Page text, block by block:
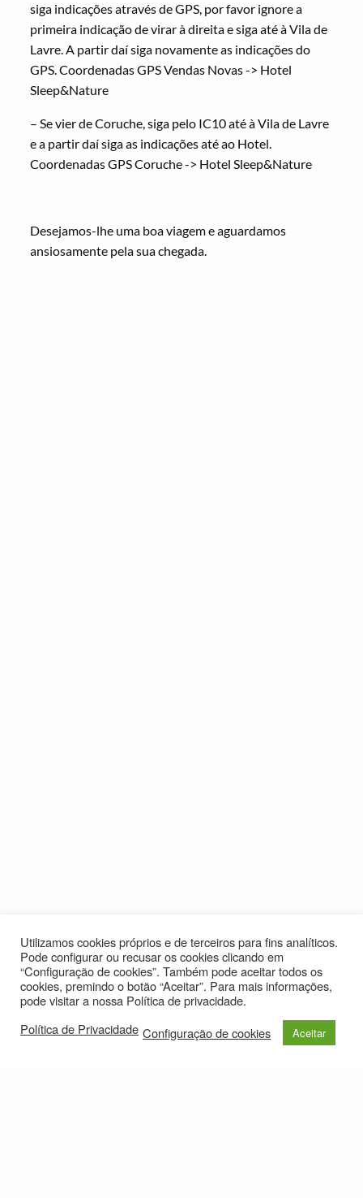
siga indicações através de GPS, por favor ignore a
primeira indicação de virar à direita e siga até à Vila de
Lavre. A partir daí siga novamente as indicações do
GPS. Coordenadas GPS Vendas Novas -> Hotel
Sleep&Nature
– Se vier de Coruche, siga pelo IC10 até à Vila de Lavre
e a partir daí siga as indicações até ao Hotel.
Coordenadas GPS Coruche -> Hotel Sleep&Nature
Desejamos-lhe uma boa viagem e aguardamos
ansiosamente pela sua chegada.
Utilizamos cookies próprios e de terceiros para fins analíticos.
Pode configurar ou recusar os cookies clicando em
“Configuração de cookies”. Também pode aceitar todos os
cookies, premindo o botão “Aceitar”. Para mais informações,
pode visitar a nossa Política de privacidade.
Política de Privacidade Configuração de cookies Aceitar